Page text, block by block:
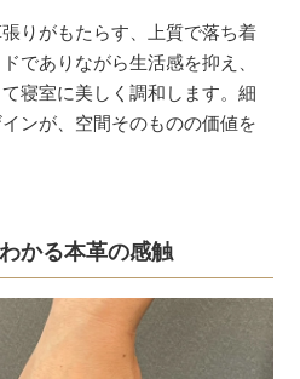
りがもたらす、上質で落ち着
でありながら生活感を抑え、
寝室に美しく調和します。細
ンが、空間そのものの価値を
かる本革の感触